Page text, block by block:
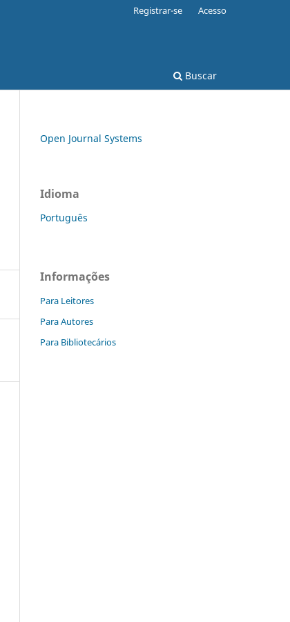
Buscar
Registrar-se Acesso
Open Journal Systems
Idioma
Português
Informações
Para Leitores
Para Autores
Para Bibliotecários